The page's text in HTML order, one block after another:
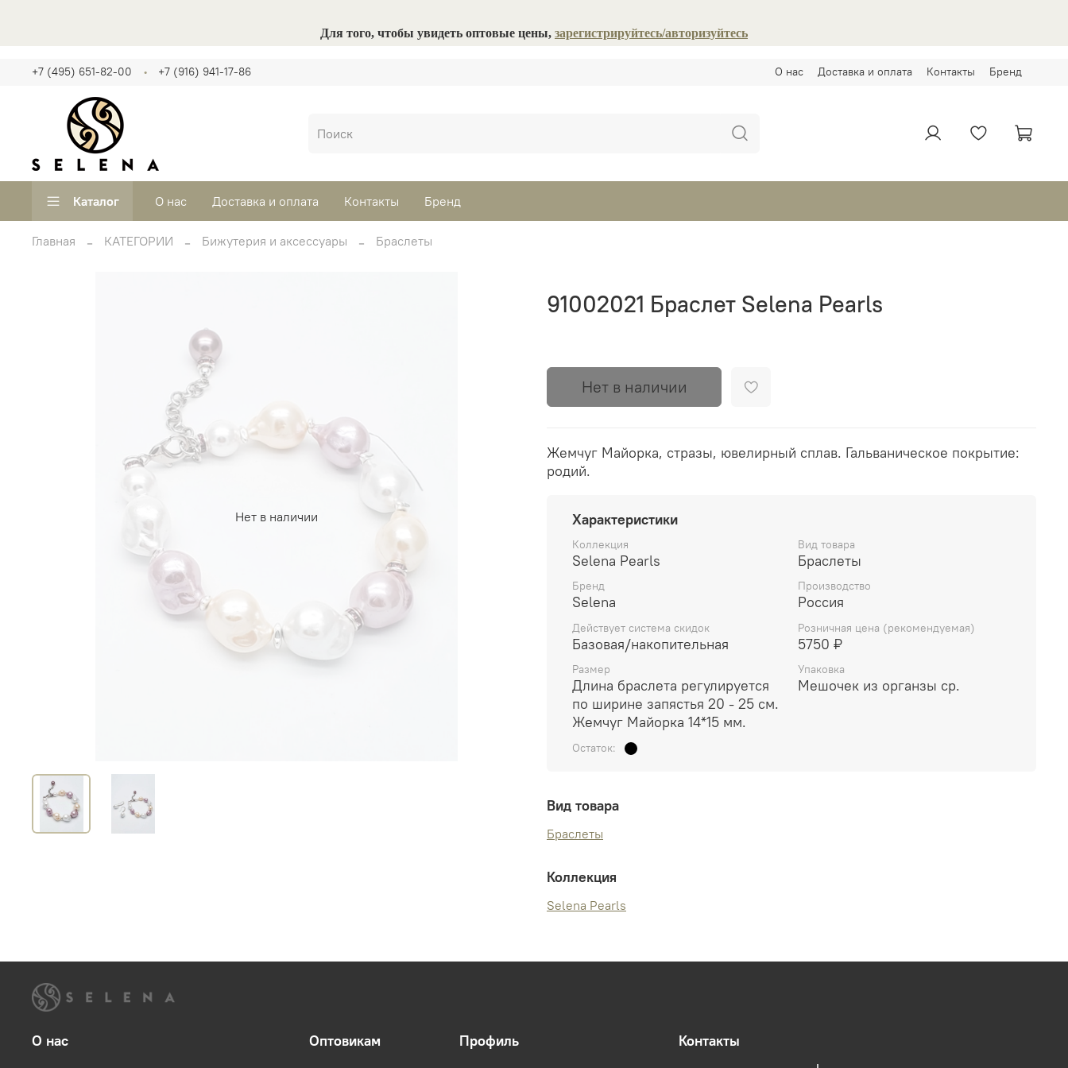
Для того, чтобы увидеть оптовые цены, зарегистрируйтесь/авторизуйтесь
О нас Доставка и оплата Контакты Бренд
+7 (495) 651-82-00 +7 (916) 941-17-86
Каталог О нас Доставка и оплата Контакты Бренд
Главная КАТЕГОРИИ Бижутерия и аксессуары Браслеты
Нет в наличии
91002021 Браслет Selena Pearls
Нет в наличии
Жемчуг Майорка, стразы, ювелирный сплав. Гальваническое покрытие:
родий.
Характеристики
Коллекция
Selena Pearls
Вид товара
Браслеты
Бренд
Selena
Производство
Россия
Действует система скидок
Базовая/накопительная
Розничная цена (рекомендуемая)
5750 ₽
Размер
Длина браслета регулируется
по ширине запястья 20 - 25 см.
Жемчуг Майорка 14*15 мм.
Упаковка
Мешочек из органзы ср.
Остаток:
Вид товара
Браслеты
Коллекция
Selena Pearls
О нас Оптовикам Профиль
Контакты